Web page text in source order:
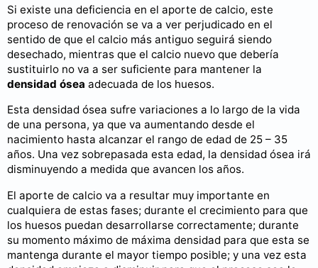
Si existe una deficiencia en el aporte de calcio, este
proceso de renovación se va a ver perjudicado en el
sentido de que el calcio más antiguo seguirá siendo
desechado, mientras que el calcio nuevo que debería
sustituirlo no va a ser suficiente para mantener la
densidad ósea adecuada de los huesos.
Esta densidad ósea sufre variaciones a lo largo de la vida
de una persona, ya que va aumentando desde el
nacimiento hasta alcanzar el rango de edad de 25 – 35
años. Una vez sobrepasada esta edad, la densidad ósea irá
disminuyendo a medida que avancen los años.
El aporte de calcio va a resultar muy importante en
cualquiera de estas fases; durante el crecimiento para que
los huesos puedan desarrollarse correctamente; durante
su momento máximo de máxima densidad para que esta se
mantenga durante el mayor tiempo posible; y una vez esta